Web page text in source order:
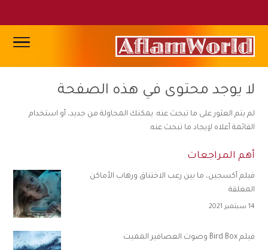
لا يوجد محتوى في هذه الصفحة
لم يتم العثور على ما تبحث عنه. يمكنك المحاولة من جديد، أو استخدام
القائمة أعلاه لإيجاد ما تبحث عنه.
أهم المراجعات
فيلم أكسجين، ما بين رعب الاختناق ورهاب الأماكن
المغلقة
14 سبتمبر 2021
فيلم Bird Box وصوت العصافير المميت